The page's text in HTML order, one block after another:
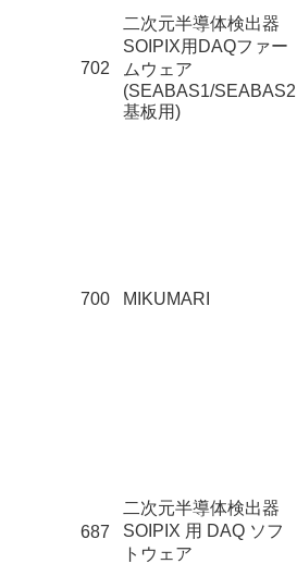
702
二次元半導体検出器
SOIPIX用DAQファー
ムウェア
(SEABAS1/SEABAS2
基板用)
700 MIKUMARI
687
二次元半導体検出器
SOIPIX 用 DAQ ソフ
トウェア